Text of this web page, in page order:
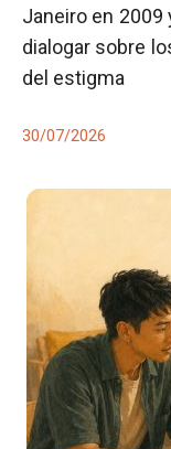
Janeiro en 2009
dialogar sobre
del estigma
30/07/2026